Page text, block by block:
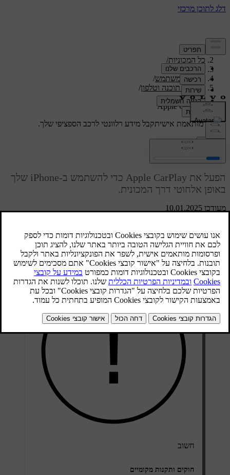
תמיכה/
כל המכוניות/
ES90 2026
/
מדריך למשתמש/
תצוגות, תוכנה וטלפון/
טלפון/
Apple CarPlay
תמיכה מותאמת אישיתקבל מידע רלוונטי לרכב הספציפי שלך.
מעודכן 10.01.2025
Apple CarPlay
הפעל את Apple CarPlay כדי להשתמש ב-iPhone שלך
באופן אלחוטי דרך המכונית.
iPhone שלך באמצעות התצוגה המרכזית כמו גם באמצעות הלחצנים
שעל גלגל ההגה ובאמצעות הבקרה הקולית.
חשוב
חוקים ותקנות מקומיים